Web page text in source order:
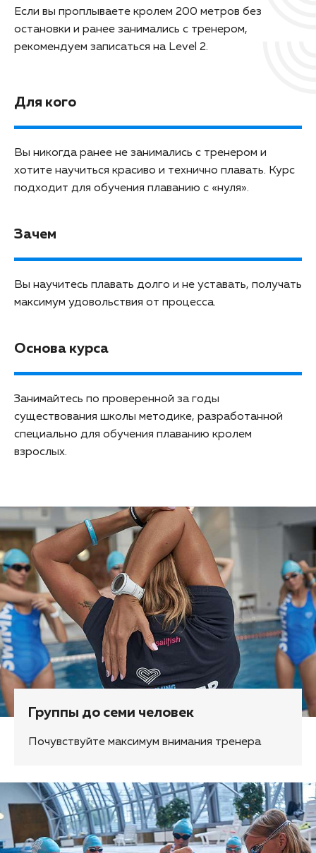
Если вы проплываете кролем 200 метров без
остановки и ранее занимались с тренером,
рекомендуем записаться на Level 2.
Для кого
Вы никогда ранее не занимались с тренером и
хотите научиться красиво и технично плавать. Курс
подходит для обучения плаванию с «нуля».
Зачем
Вы научитесь плавать долго и не уставать, получать
максимум удовольствия от процесса.
Основа курса
Занимайтесь по проверенной за годы
существования школы методике, разработанной
специально для обучения плаванию кролем
взрослых.
Группы до семи человек
Почувствуйте максимум внимания тренера